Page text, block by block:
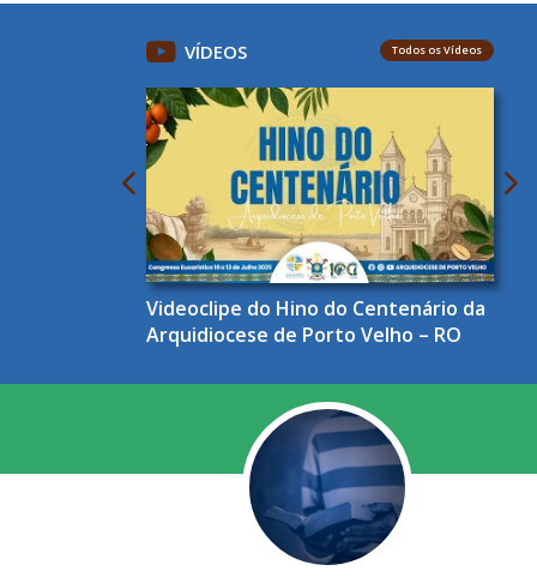
VÍDEOS Todos os Vídeos
Videoclipe do Hino do Centenário da
Arquidiocese de Porto Velho – RO